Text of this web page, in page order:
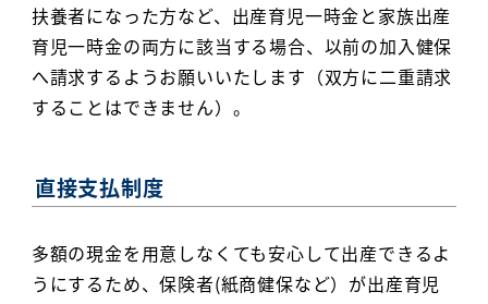
扶養者になった方など、出産育児一時金と家族出産
育児一時金の両方に該当する場合、以前の加入健保
へ請求するようお願いいたします（双方に二重請求
することはできません）。
直接支払制度
多額の現金を用意しなくても安心して出産できるよ
うにするため、保険者(紙商健保など）が出産育児